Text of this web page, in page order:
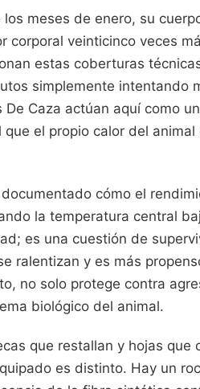
meses de enero, su
corporal veinticinco veces
estas coberturas
simplemente intentando
Caza actúan aquí como
el propio calor del animal
cómo el
la temperatura central
es una cuestión de
ralentizan y es más
no solo protege contra
biológico del animal.
que restallan y hojas que
es distinto. Hay un